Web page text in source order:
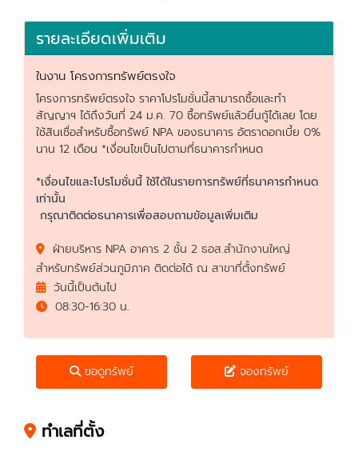
รายละเอียดเพิ่มเติม
ในงาน โครงการทรัพย์ตรงใจ
โครงการทรัพย์ตรงใจ ราคาโปรโมชั่นนี้สามารถซื้อและทำ
สัญญาฯ ได้ถึงวันที่ 24 ม.ค. 70 ซื้อทรัพย์แล้วยื่นกู้ได้เลย โดย
ใช้สินเชื่อสำหรับซื้อทรัพย์ NPA ของธนาคาร อัตราดอกเบี้ย 0%
นาน 12 เดือน *เงื่อนไขเป็นไปตามที่ธนาคารกำหนด
*เงื่อนไขและโปรโมชั่นนี้ ใช้ได้ในรายการทรัพย์ที่ธนาคารกำหนด
เท่านั้น
กรุณาติดต่อธนาคารเพื่อสอบถามข้อมูลเพิ่มเติม
ฝ่ายบริหาร NPA อาคาร 2 ชั้น 2 ธอส.สำนักงานใหญ่
สำหรับทรัพย์ส่วนภูมิภาค ติดต่อได้ ณ สาขาที่ตั้งทรัพย์
วันนี้เป็นต้นไป
08:30-16:30 น.
ขอดูทรัพย์ จองทรัพย์
ทำเลที่ตั้ง